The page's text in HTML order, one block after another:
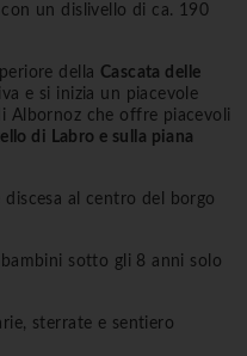
un dislivello di ca. 190
della Cascata delle
e si inizia un piacevole
Albornoz che offre piacevoli
di Labro e sulla piana
discesa al centro del borgo
sotto gli 8 anni solo
sterrate e sentiero